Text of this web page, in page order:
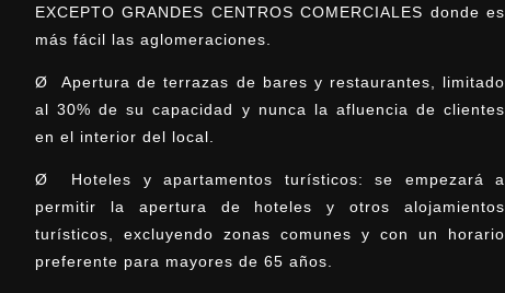
EXCEPTO GRANDES CENTROS COMERCIALES donde es
más fácil las aglomeraciones.
Ø Apertura de terrazas de bares y restaurantes, limitado
al 30% de su capacidad y nunca la afluencia de clientes
en el interior del local.
Ø Hoteles y apartamentos turísticos: se empezará a
permitir la apertura de hoteles y otros alojamientos
turísticos, excluyendo zonas comunes y con un horario
preferente para mayores de 65 años.